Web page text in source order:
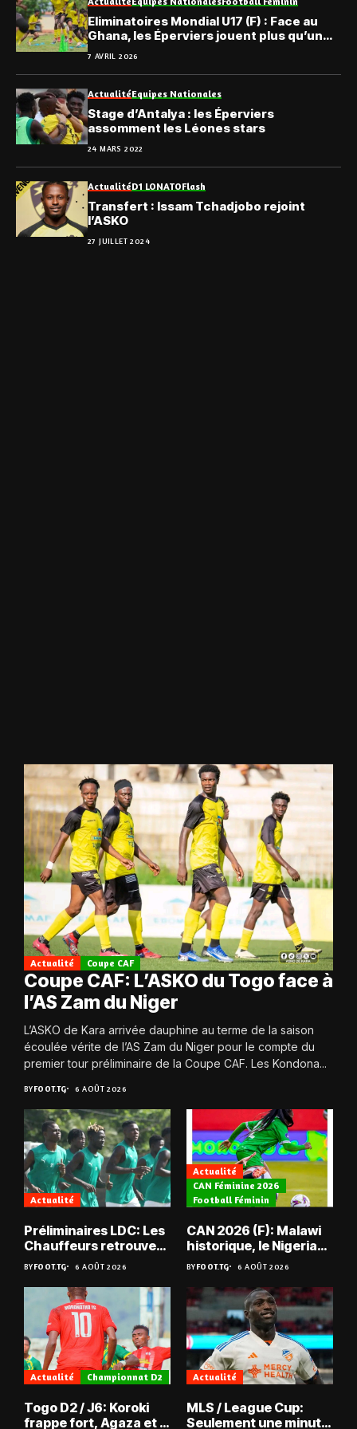
Eliminatoires Mondial U17 (F) : Face au
Ghana, les Éperviers jouent plus qu’un
match
7 AVRIL 2026
ActualitéEquipes Nationales
Stage d’Antalya : les Éperviers
assomment les Léones stars
24 MARS 2022
ActualitéD1 LONATOFlash
Transfert : Issam Tchadjobo rejoint
l’ASKO
27 JUILLET 2024
Actualité Coupe CAF
Coupe CAF: L’ASKO du Togo face à
l’AS Zam du Niger
L’ASKO de Kara arrivée dauphine au terme de la saison
écoulée vérite de l’AS Zam du Niger pour le compte du
premier tour préliminaire de la Coupe CAF. Les Kondona...
BYFOOT.TG 6 AOÛT 2026
Actualité
Préliminaires LDC: Les
Chauffeurs retrouvent
les Mimos
BYFOOT.TG 6 AOÛT 2026
Actualité
CAN Féminine 2026
Football Féminin
CAN 2026 (F): Malawi
historique, le Nigeria
sauvé, la Zambie
éliminée
BYFOOT.TG 6 AOÛT 2026
Actualité Championnat D2
Togo D2 / J6: Koroki
frappe fort, Agaza et la
Actualité
MLS / League Cup:
Seulement une minute